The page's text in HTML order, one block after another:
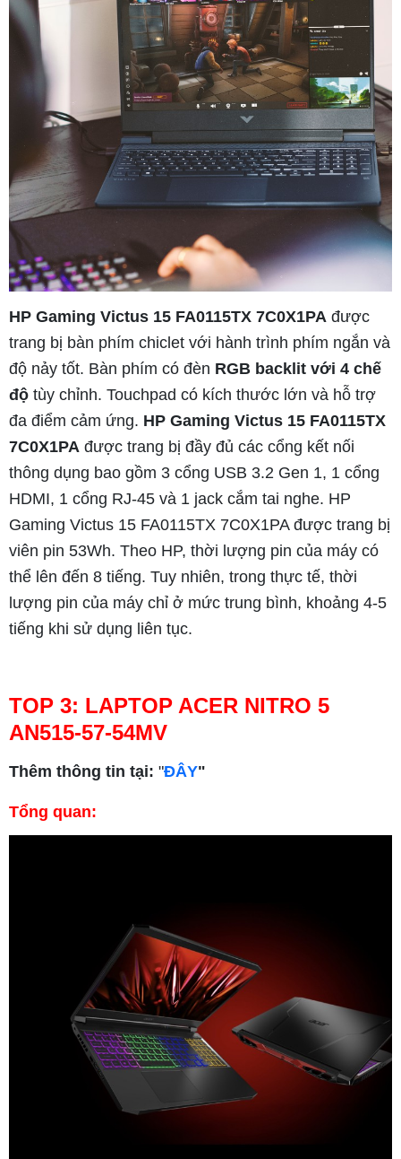
HP Gaming Victus 15 FA0115TX 7C0X1PA được
trang bị bàn phím chiclet với hành trình phím ngắn và
độ nảy tốt. Bàn phím có đèn RGB backlit với 4 chế
độ tùy chỉnh. Touchpad có kích thước lớn và hỗ trợ
đa điểm cảm ứng. HP Gaming Victus 15 FA0115TX
7C0X1PA được trang bị đầy đủ các cổng kết nối
thông dụng bao gồm 3 cổng USB 3.2 Gen 1, 1 cổng
HDMI, 1 cổng RJ-45 và 1 jack cắm tai nghe. HP
Gaming Victus 15 FA0115TX 7C0X1PA được trang bị
viên pin 53Wh. Theo HP, thời lượng pin của máy có
thể lên đến 8 tiếng. Tuy nhiên, trong thực tế, thời
lượng pin của máy chỉ ở mức trung bình, khoảng 4-5
tiếng khi sử dụng liên tục.
TOP 3: LAPTOP ACER NITRO 5
AN515-57-54MV
Thêm thông tin tại: "ĐÂY"
Tổng quan: